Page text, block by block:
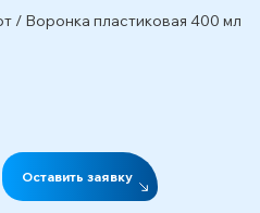
/ Воронка пластиковая 400 мл
Оставить заявку